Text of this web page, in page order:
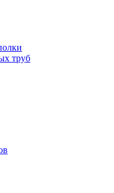
труб